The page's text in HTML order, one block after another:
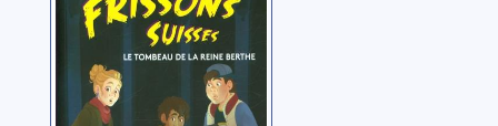
Rolland, Catherine